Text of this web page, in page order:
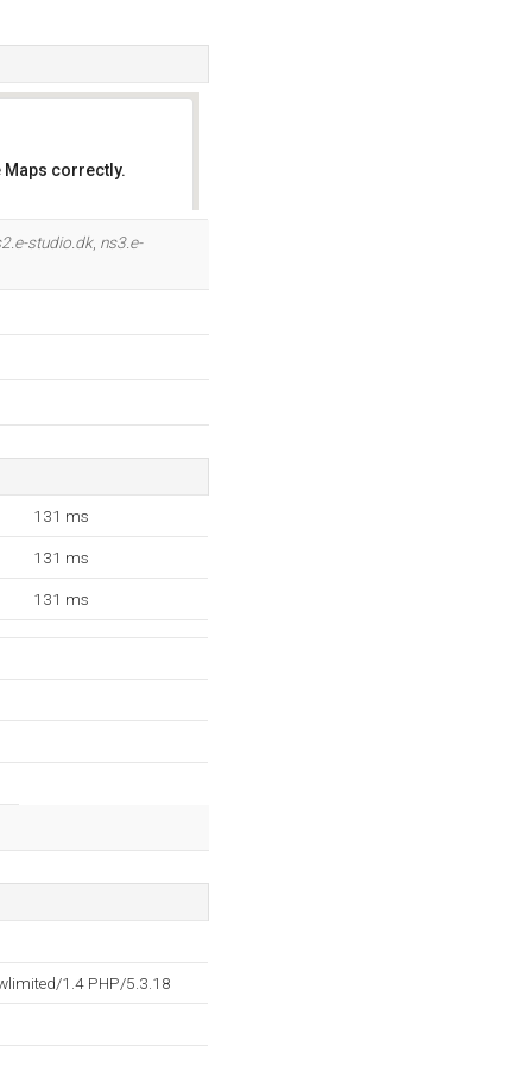
Maps correctly.
studio.dk, ns3.e-
131 ms
131 ms
131 ms
1.4 PHP/5.3.18